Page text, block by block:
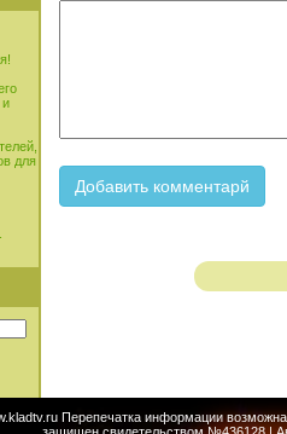
и
для
Перепечатка информации возможна